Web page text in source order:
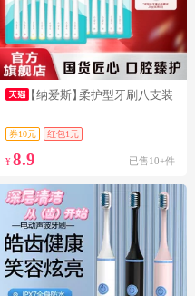
【纳爱斯】柔护型牙刷八支装
券10元 红包1元
¥8.9 已售10+件